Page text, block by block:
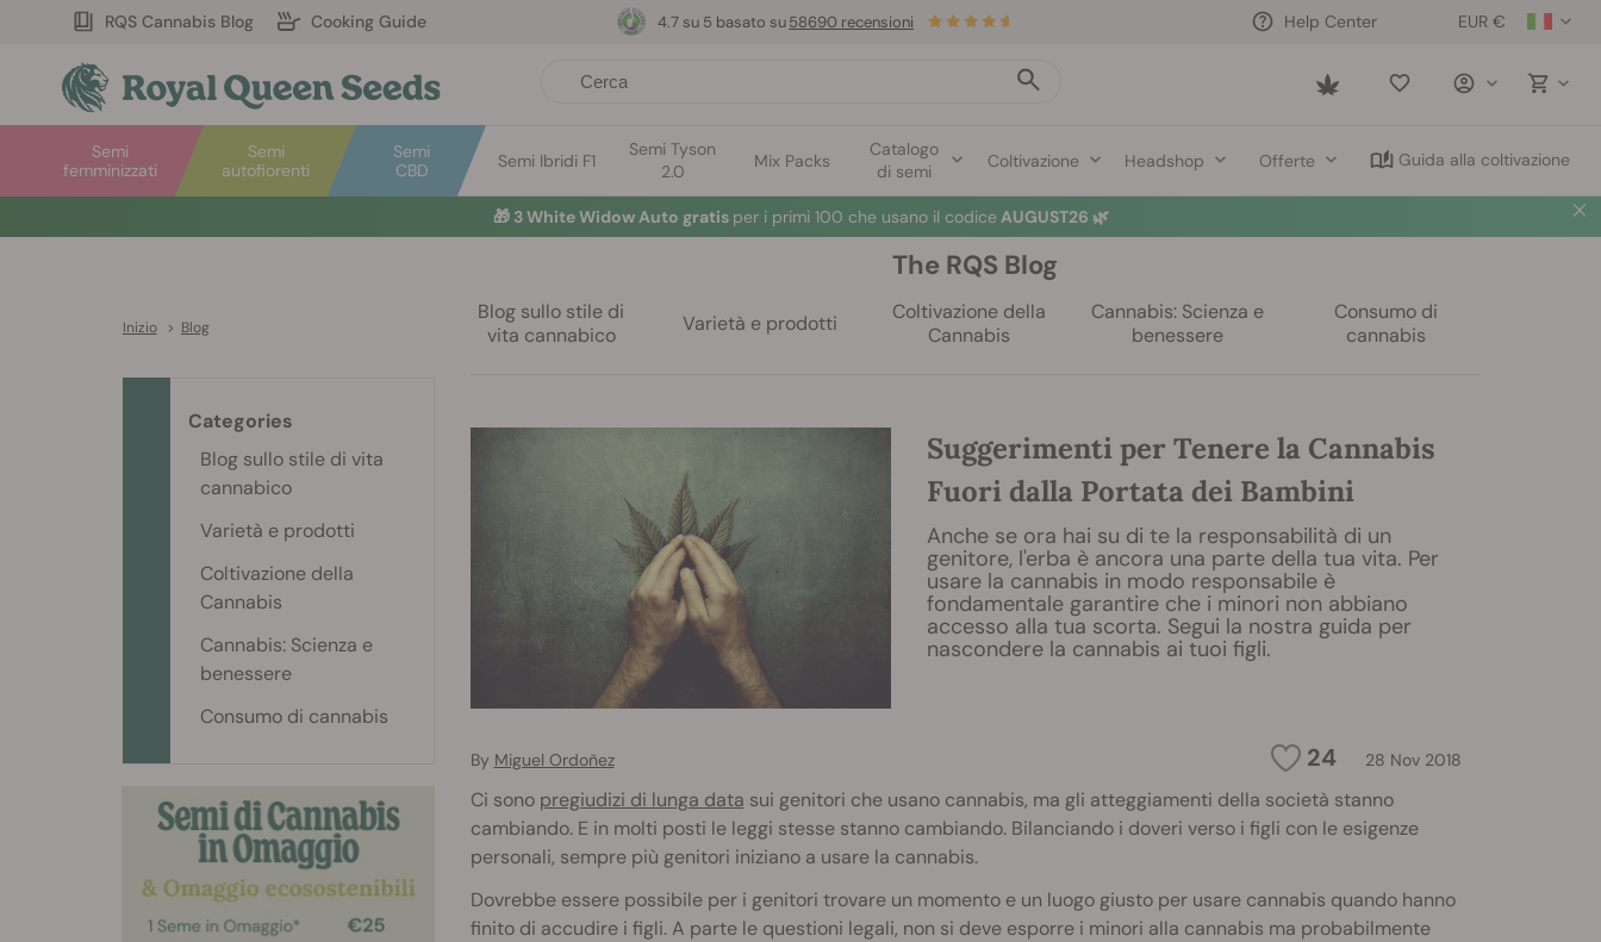
RQS Cannabis Blog Cooking Guide EUR €
Help Center
Saved
Semi
autofiorenti
Semi
femminizzati
Semi
CBD
Semi Ibridi F1
Semi Tyson
2.0
Mix Packs
Catalogo
di semi
Coltivazione Headshop Offerte Guida alla coltivazione
4.7 su 5 basato su58690 recensioni
🎁 3 White Widow Auto gratis per i primi 100 che usano il codice AUGUST26 🌿
Inizio > Blog
The RQS Blog
Blog sullo stile di
vita cannabico
Varietà e prodotti
Coltivazione della
Cannabis
Cannabis: Scienza e
benessere
Consumo di
cannabis
Suggerimenti per Tenere la Cannabis
Fuori dalla Portata dei Bambini
Anche se ora hai su di te la responsabilità di un
genitore, l'erba è ancora una parte della tua vita. Per
usare la cannabis in modo responsabile è
fondamentale garantire che i minori non abbiano
accesso alla tua scorta. Segui la nostra guida per
nascondere la cannabis ai tuoi figli.
24 28 Nov 2018
By Miguel Ordoñez
Ci sono pregiudizi di lunga data sui genitori che usano cannabis, ma gli atteggiamenti della società stanno
cambiando. E in molti posti le leggi stesse stanno cambiando. Bilanciando i doveri verso i figli con le esigenze
personali, sempre più genitori iniziano a usare la cannabis.
Dovrebbe essere possibile per i genitori trovare un momento e un luogo giusto per usare cannabis quando hanno
finito di accudire i figli. A parte le questioni legali, non si deve esporre i minori alla cannabis ma probabilmente
Categories
Blog sullo stile di vita
cannabico
Varietà e prodotti
Coltivazione della
Cannabis
Cannabis: Scienza e
benessere
Consumo di cannabis